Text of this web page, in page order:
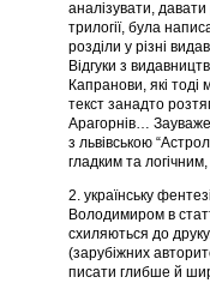
аналізувати,
трилогії, була
розділи у різні
Відгуки з
Капранови, які
текст занадто
Арагорнів…
з львівською
гладким та
2. українську
Володимиром в
схиляються до
(зарубіжних
писати глибше й